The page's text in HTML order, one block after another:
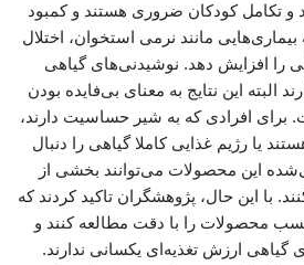
برای رشد و تکامل کودکان ضروری هستند و کمبود
بیماری‌هایی مانند نرمی استخوان، اختلال
را افزایش دهد. نوشیدنی‌های گیاهی
البته این نتایج به معنای بی‌فایده بودن
برای افرادی که به شیر حساسیت دارند،
یا رژیم غذایی کاملا گیاهی را دنبال
این محصولات می‌توانند بخشی از
با این حال، پژوهشگران تاکید کردند که
محصولات را با دقت مطالعه کنند و
گیاهی ارزش تغذیه‌ای یکسانی ندارند.